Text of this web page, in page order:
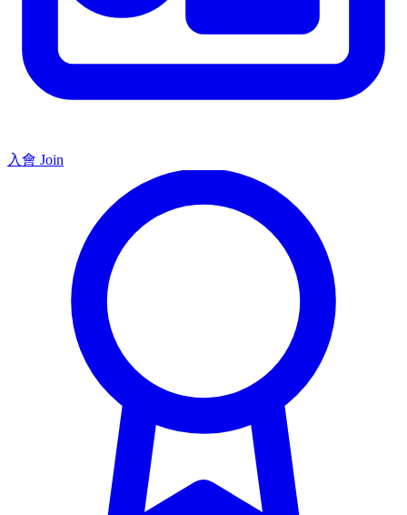
入會 Join